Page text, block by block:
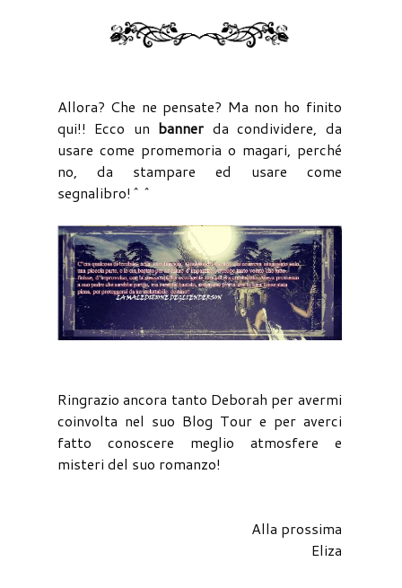
Allora? Che ne pensate? Ma non ho finito
qui!! Ecco un banner da condividere, da
usare come promemoria o magari, perché
no, da stampare ed usare come
segnalibro!^^
Ringrazio ancora tanto Deborah per avermi
coinvolta nel suo Blog Tour e per averci
fatto conoscere meglio atmosfere e
misteri del suo romanzo!
Alla prossima
Eliza